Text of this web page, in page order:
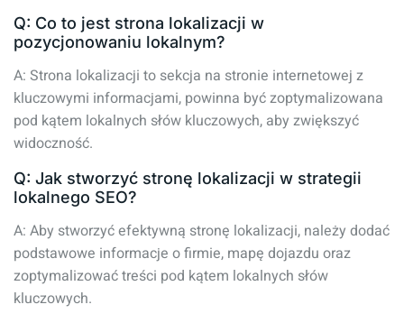
Q: Co to jest strona lokalizacji w
pozycjonowaniu lokalnym?
A: Strona lokalizacji to sekcja na stronie internetowej z
kluczowymi informacjami, powinna być zoptymalizowana
pod kątem lokalnych słów kluczowych, aby zwiększyć
widoczność.
Q: Jak stworzyć stronę lokalizacji w strategii
lokalnego SEO?
A: Aby stworzyć efektywną stronę lokalizacji, należy dodać
podstawowe informacje o firmie, mapę dojazdu oraz
zoptymalizować treści pod kątem lokalnych słów
kluczowych.